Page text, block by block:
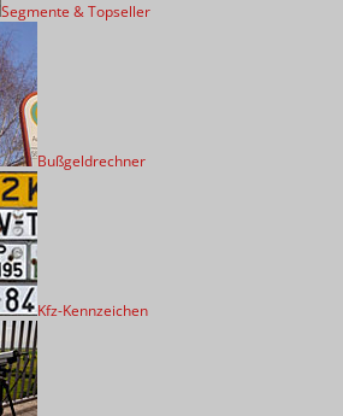
Segmente & Topseller
Bußgeldrechner
Kfz-Kennzeichen